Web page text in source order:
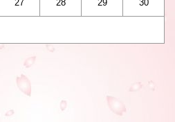
27 28 29 30